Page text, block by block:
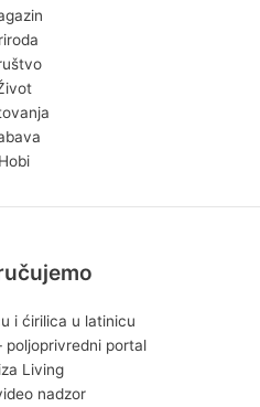
Hobi
i ćirilica u latinicu
poljoprivredni portal
Living
nadzor